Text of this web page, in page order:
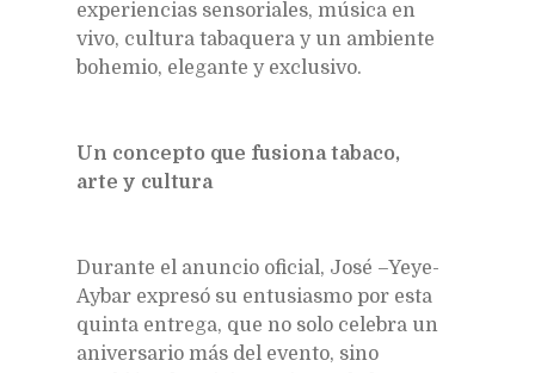
experiencias sensoriales, música en
vivo, cultura tabaquera y un ambiente
bohemio, elegante y exclusivo.
Un concepto que fusiona tabaco,
arte y cultura
Durante el anuncio oficial, José –Yeye-
Aybar expresó su entusiasmo por esta
quinta entrega, que no solo celebra un
aniversario más del evento, sino